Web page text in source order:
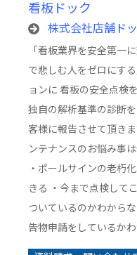
看板ドック
株式会社店舗ド
「看板業界を安全第一
で悲しむ人をゼロにす
ョンに 看板の安全点検
独自の解析基準の診断
客様に報告させて頂き
ンテナンスのお悩み事
・ポールサインの老朽
きる ・今まで点検して
ついているのかわから
告物申請をしているかわ